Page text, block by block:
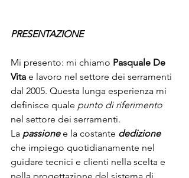
PRESENTAZIONE
Mi presento: mi chiamo Pasquale De
Vita e lavoro nel settore dei serramenti
dal 2005. Questa lunga esperienza mi
definisce quale punto di riferimento
nel settore dei serramenti.
La passione e la costante dedizione
che impiego quotidianamente nel
guidare tecnici e clienti nella scelta e